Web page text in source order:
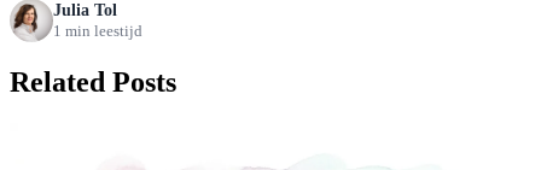
Julia Tol
1 min leestijd
Related Posts